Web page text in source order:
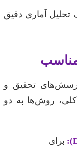
تحلیل آماری دقیق
پرسش‌های تحقیق و
روش‌ها به دو
برای